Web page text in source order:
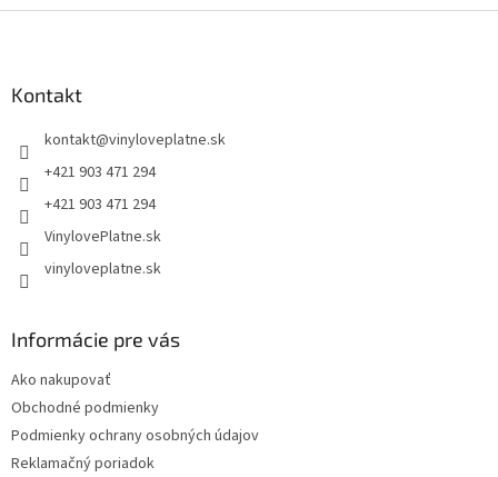
Kontakt
kontakt@vinyloveplatne.sk
+421 903 471 294
+421 903 471 294
VinylovePlatne.sk
vinyloveplatne.sk
Informácie pre vás
Ako nakupovať
Obchodné podmienky
Podmienky ochrany osobných údajov
Reklamačný poriadok